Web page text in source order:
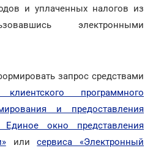
и уплаченных налогов из
электронными
запрос средствами
клиентского программного
и предоставления
Единое окно представления
илисервиса «Электронный